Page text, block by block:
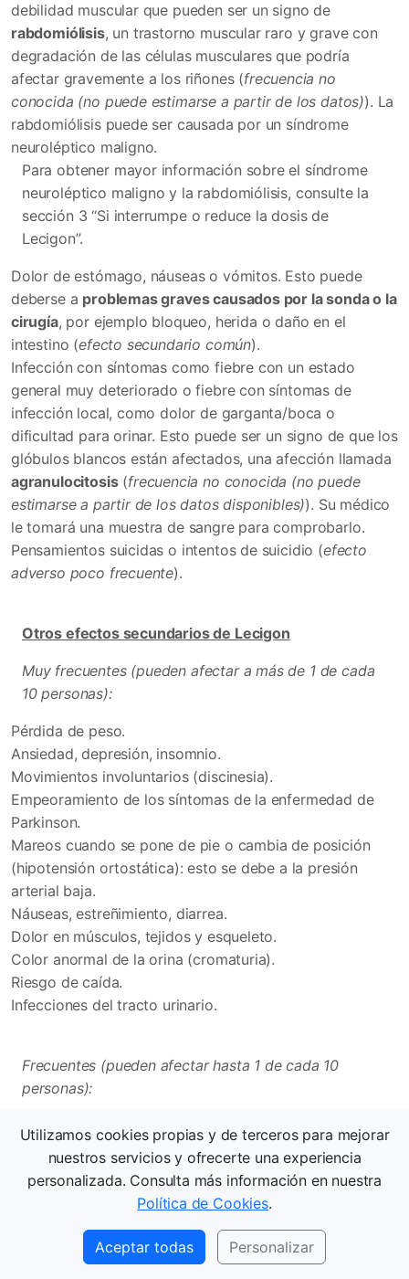
debilidad muscular que pueden ser un signo de
rabdomiólisis, un trastorno muscular raro y grave con
degradación de las células musculares que podría
afectar gravemente a los riñones (frecuencia no
conocida (no puede estimarse a partir de los datos)). La
rabdomiólisis puede ser causada por un síndrome
neuroléptico maligno.
Para obtener mayor información sobre el síndrome
neuroléptico maligno y la rabdomiólisis, consulte la
sección 3 “Si interrumpe o reduce la dosis de
Lecigon”.
Dolor de estómago, náuseas o vómitos. Esto puede
deberse a problemas graves causados por la sonda o la
cirugía, por ejemplo bloqueo, herida o daño en el
intestino (efecto secundario común).
Infección con síntomas como fiebre con un estado
general muy deteriorado o fiebre con síntomas de
infección local, como dolor de garganta/boca o
dificultad para orinar. Esto puede ser un signo de que los
glóbulos blancos están afectados, una afección llamada
agranulocitosis(frecuencia no conocida (no puede
estimarse a partir de los datos disponibles)). Su médico
le tomará una muestra de sangre para comprobarlo.
Pensamientos suicidas o intentos de suicidio (efecto
adverso poco frecuente).
Otros efectos secundarios de Lecigon
Muy frecuentes (pueden afectar a más de 1 de cada
10 personas):
Pérdida de peso.
Ansiedad, depresión, insomnio.
Movimientos involuntarios (discinesia).
Empeoramiento de los síntomas de la enfermedad de
Parkinson.
Mareos cuando se pone de pie o cambia de posición
(hipotensión ortostática): esto se debe a la presión
arterial baja.
Náuseas, estreñimiento, diarrea.
Dolor en músculos, tejidos y esqueleto.
Color anormal de la orina (cromaturia).
Riesgo de caída.
Infecciones del tracto urinario.
Frecuentes (pueden afectar hasta 1 de cada 10
personas):
Anemia.
Altos niveles de aminoácidos (por ejemplo,
homocisteína) en sangre, deficiencia de vitamina B6 y
B12.
Pesadillas, malestar, inquietud, confusión, alucinaciones,
trastornos psicóticos.
Utilizamos cookies propias y de terceros para mejorar
nuestros servicios y ofrecerte una experiencia
personalizada. Consulta más información en nuestra
Política de Cookies.
Aceptar todas Personalizar